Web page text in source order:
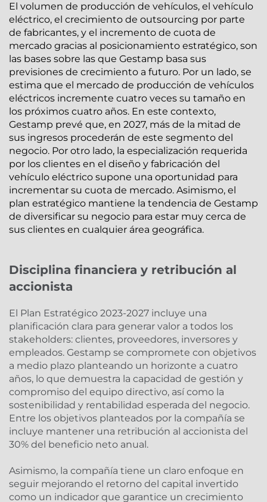
El volumen de producción de vehículos, el vehículo
eléctrico, el crecimiento de outsourcing por parte
de fabricantes, y el incremento de cuota de
mercado gracias al posicionamiento estratégico, son
las bases sobre las que Gestamp basa sus
previsiones de crecimiento a futuro. Por un lado, se
estima que el mercado de producción de vehículos
eléctricos incremente cuatro veces su tamaño en
los próximos cuatro años. En este contexto,
Gestamp prevé que, en 2027, más de la mitad de
sus ingresos procederán de este segmento del
negocio. Por otro lado, la especialización requerida
por los clientes en el diseño y fabricación del
vehículo eléctrico supone una oportunidad para
incrementar su cuota de mercado. Asimismo, el
plan estratégico mantiene la tendencia de Gestamp
de diversificar su negocio para estar muy cerca de
sus clientes en cualquier área geográfica.
Disciplina financiera y retribución al
accionista
El Plan Estratégico 2023-2027 incluye una
planificación clara para generar valor a todos los
stakeholders: clientes, proveedores, inversores y
empleados. Gestamp se compromete con objetivos
a medio plazo planteando un horizonte a cuatro
años, lo que demuestra la capacidad de gestión y
compromiso del equipo directivo, así como la
sostenibilidad y rentabilidad esperada del negocio.
Entre los objetivos planteados por la compañía se
incluye mantener una retribución al accionista del
30% del beneficio neto anual.
Asimismo, la compañía tiene un claro enfoque en
seguir mejorando el retorno del capital invertido
como un indicador que garantice un crecimiento